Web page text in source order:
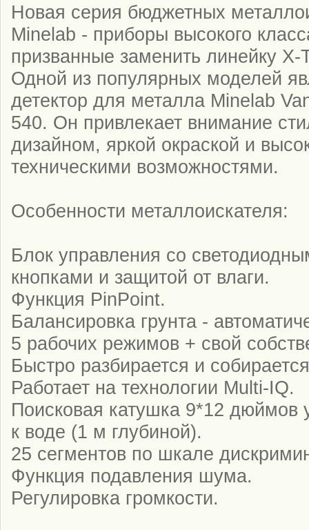
Новая серия бюджетных
Minelab - приборы высокого
призванные заменить линейку X-
Одной из популярных моделей
детектор для металла Minelab
540. Он привлекает внимание
дизайном, яркой окраской и
техническими возможностями.
Особенности металлоискателя:
Блок управления со
кнопками и защитой от влаги.
Функция PinPoint.
Балансировка грунта -
5 рабочих режимов + свой
Быстро разбирается и
Работает на технологии Multi-IQ.
Поисковая катушка 9*12 дюймов
к воде (1 м глубиной).
25 сегментов по шкале
Функция подавления шума.
Регулировка громкости.